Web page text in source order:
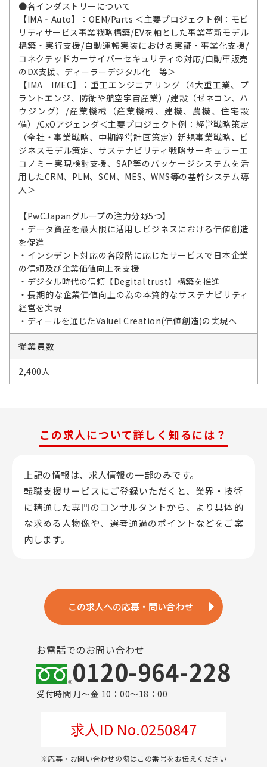
●各インダストリーについて
【IMA‐Auto】：OEM/Parts ＜主要プロジェクト例：モビ
リティサービス事業戦略構築/EVを軸とした事業革新モデル
構築・実行支援/自動運転実装における実証・事業化支援/
コネクテッドカーサイバーセキュリティの対応/自動車販売
のDX支援、ディーラーデジタル化 等＞
【IMA‐IMEC】：重工エンジニアリング（4大重工業、プ
ラントエンジ、防衛や航空宇宙産業）/建設（ゼネコン、ハ
ウジング）/産業機械（産業機械、建機、農機、住宅設
備）/CxOアジェンダ＜主要プロジェクト例：経営戦略策定
（全社・事業戦略、中期経営計画策定）新規事業戦略、ビ
ジネスモデル策定、サステナビリティ戦略サーキュラーエ
コノミー実現検討支援、SAP等のパッケージシステムを活
用したCRM、PLM、SCM、MES、WMS等の基幹システム導
入＞
【PwCJapanグループの注力分野5つ】
・データ資産を最大限に活用しビジネスにおける価値創造
を促進
・インシデント対応の各段階に応じたサービスで日本企業
の信頼及び企業価値向上を支援
・デジタル時代の信頼【Degital trust】構築を推進
・長期的な企業価値向上の為の本質的なサステナビリティ
経営を実現
・ディールを通じたValuel Creation(価値創造)の実現へ
従業員数
2,400人
この求人について詳しく知るには？
上記の情報は、求人情報の一部のみです。
転職支援サービスにご登録いただくと、業界・技術
に精通した専門のコンサルタントから、 より具体的
な求める人物像や、選考通過のポイントなどをご案
内します。
この求人への応募・問い合わせ
お電話でのお問い合わせ
0120-964-228
受付時間 月～金 10：00～18：00
求人ID No.0250847
※応募・お問い合わせの際はこの番号をお伝えください